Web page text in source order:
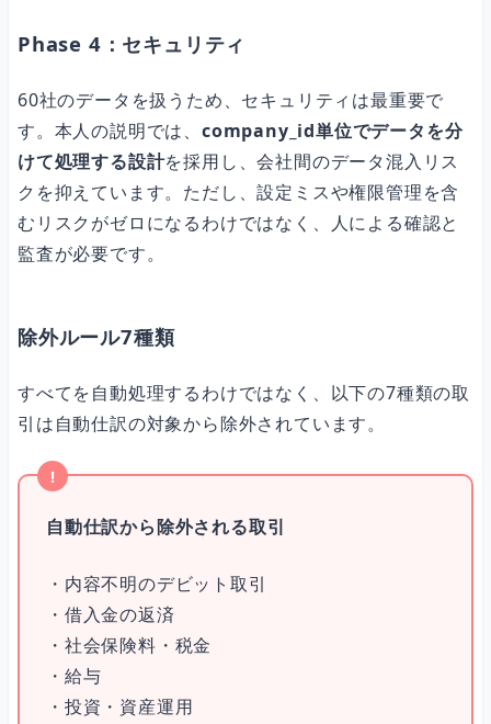
Phase 4：セキュリティ
60社のデータを扱うため、セキュリティは最重要で
す。本人の説明では、 company_id単位でデータを分
けて処理する設計を採用し、会社間のデータ混入リス
クを抑えています。ただし、設定ミスや権限管理を含
むリスクがゼロになるわけではなく、人による確認と
監査が必要です。
除外ルール7種類
すべてを自動処理するわけではなく、以下の7種類の取
引は自動仕訳の対象から除外されています。
自動仕訳から除外される取引
・内容不明のデビット取引
・借入金の返済
・社会保険料・税金
・給与
・投資・資産運用